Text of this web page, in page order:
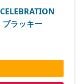
ラッキー